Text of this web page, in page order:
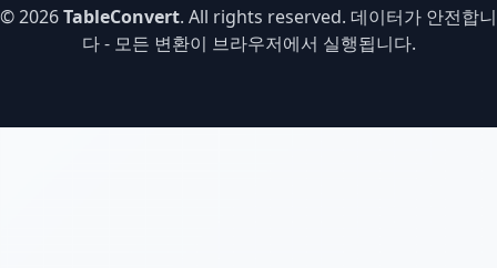
© 2026TableConvert. All rights reserved. 데이터가 안전합니
다 - 모든 변환이 브라우저에서 실행됩니다.